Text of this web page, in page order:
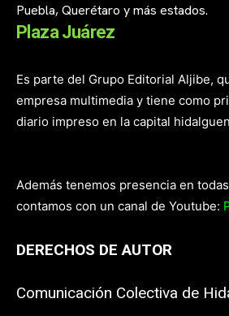
Puebla, Querétaro y más estados.
Plaza Juárez
Es parte del Grupo Editorial Aljibe,
empresa multimedia y tiene como
diario impreso en la capital
Además tenemos presencia en
contamos con un canal de Youtube:
DERECHOS DE AUTOR
Comunicación Colectiva de